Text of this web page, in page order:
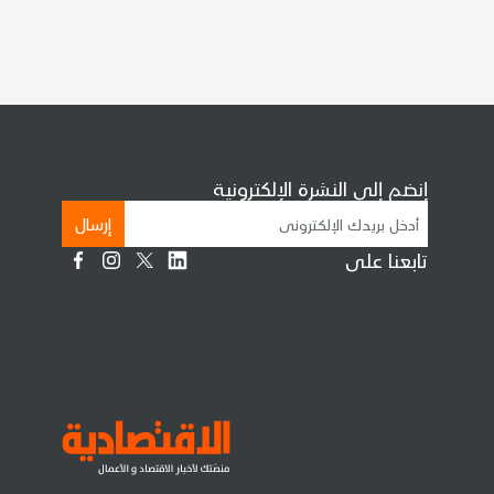
إنضم إلى النشرة الإلكترونية
إرسال
تابعنا على